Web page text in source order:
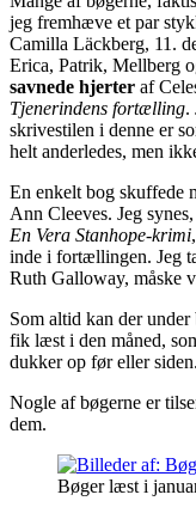
jeg fremhæve et par
Camilla Läckberg, 11.
Erica, Patrik, Mellberg
savnede hjerter af
Tjenerindens fortælling.
skrivestilen i denne er
helt anderledes, men
En enkelt bog skuffede
Ann Cleeves. Jeg
En Vera Stanhope-krimi
inde i fortællingen. Jeg
Ruth Galloway, måske
Som altid kan der under
fik læst i den måned,
dukker op før eller siden.
Nogle af bøgerne er
dem.
Bøger læst i